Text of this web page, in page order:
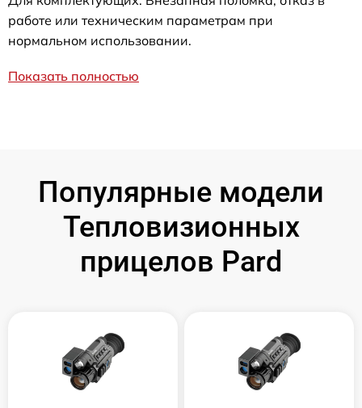
работе или техническим параметрам при
нормальном использовании.
Показать полностью
Популярные модели
Тепловизионных
прицелов Pard